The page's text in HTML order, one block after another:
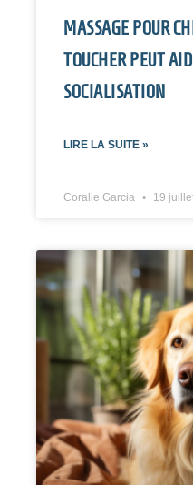
MASSAGE POUR
TOUCHER PEUT
SOCIALISATION
LIRE LA SUITE »
Coralie Garcia 19